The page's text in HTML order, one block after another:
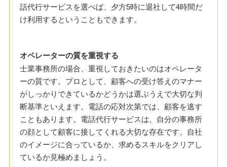
話代行サービスを選べば、夕方5時に退社して4時間だ
け利用するということもできます。
オペレーターの質を重視する
士業事務所の場合、重視しておきたいのはオペレータ
ーの質です。プロとして、顧客への受け答えのマナー
がしっかりできているかどうかは選ぶうえで大切な判
断基準といえます。電話の応対次第では、顧客を逃す
こともあります。電話代行サービスは、自分の事務所
の顔として顧客に接してくれる大切な存在です。自社
のイメージに合っているか、求めるスキルをクリアし
ているか見極めましょう。